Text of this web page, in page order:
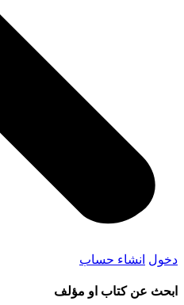
دخول انشاء حساب
ابحث عن كتاب او مؤلف